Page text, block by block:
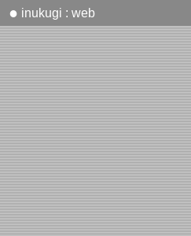
● inukugi : web